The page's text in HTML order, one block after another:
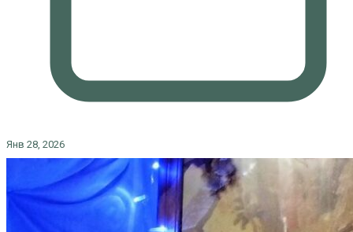
Янв 28, 2026